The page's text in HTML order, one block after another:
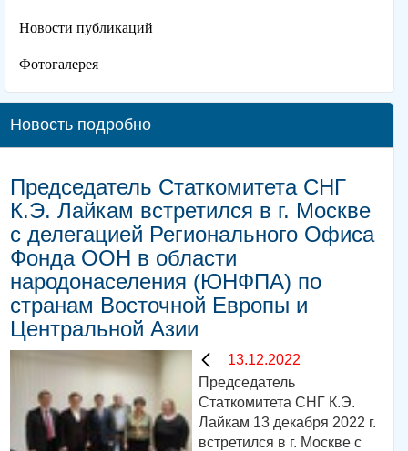
Новости публикаций
Фотогалерея
Новость подробно
Председатель Статкомитета СНГ
К.Э. Лайкам встретился в г. Москве
с делегацией Регионального Офиса
Фонда ООН в области
народонаселения (ЮНФПА) по
странам Восточной Европы и
Центральной Азии
13.12.2022
Председатель
Статкомитета СНГ К.Э.
Лайкам 13 декабря 2022 г.
встретился в г. Москве с